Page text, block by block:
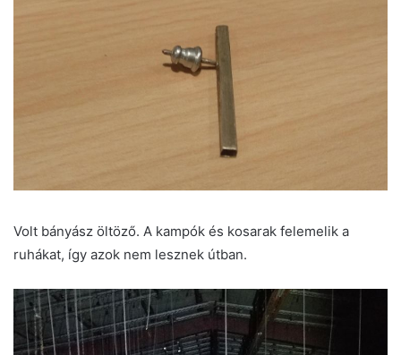
Volt bányász öltöző. A kampók és kosarak felemelik a
ruhákat, így azok nem lesznek útban.